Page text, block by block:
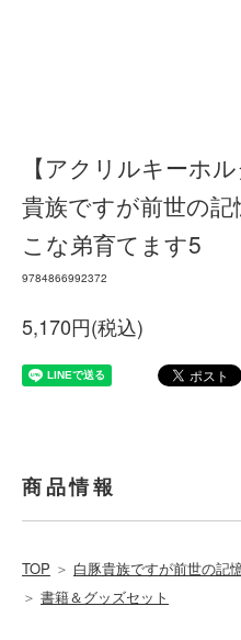
【アクリルキーホ
貴族ですが前世の
こな弟育てます5
9784866992372
5,170円(税込)
商品情報
TOP ＞ 白豚貴族ですが前世の記
＞ 書籍＆グッズセット